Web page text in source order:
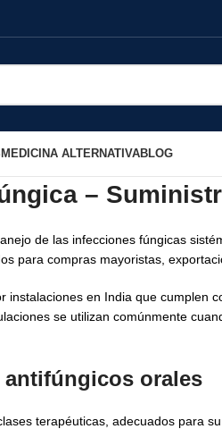
MEDICINA ALTERNATIVABLOG
–
de las infecciones fúngicas
para compras mayoristas,
en India que cumplen
se utilizan comúnmente
orales
terapéuticas, adecuados para